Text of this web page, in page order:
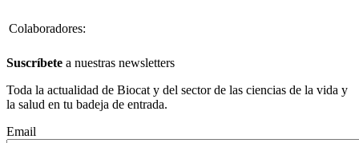
Colaboradores:
Suscríbete a nuestras newsletters
Toda la actualidad de Biocat y del sector de las ciencias de la vida y
la salud en tu badeja de entrada.
Email